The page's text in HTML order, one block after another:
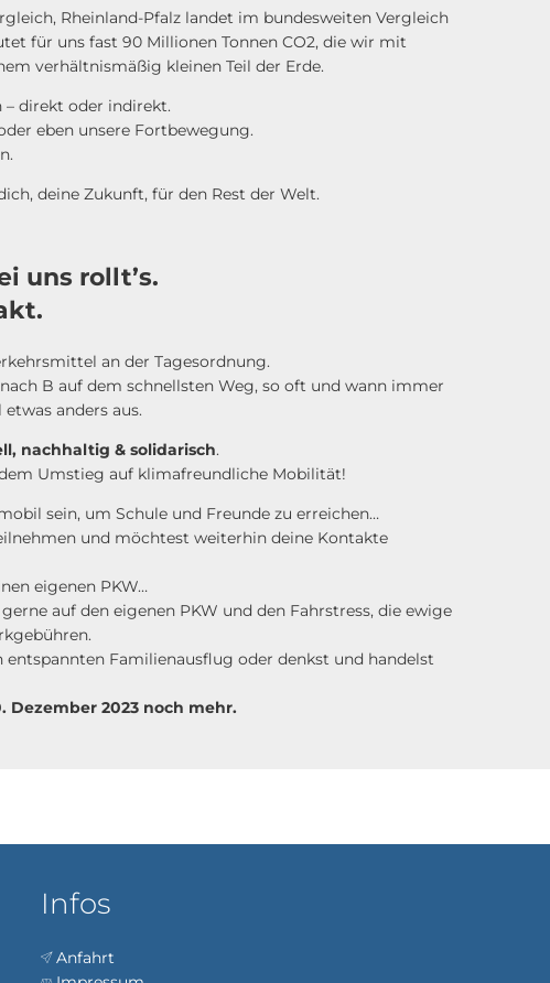
Rheinland-Pfalz landet im bundesweiten Vergleich
für uns fast 90 Millionen Tonnen CO2, die wir mit
verhältnismäßig kleinen Teil der Erde.
– direkt oder indirekt.
eben unsere Fortbewegung.
deine Zukunft, für den Rest der Welt.
uns rollt’s.
an der Tagesordnung.
B auf dem schnellsten Weg, so oft und wann immer
anders aus.
nachhaltig & solidarisch.
Umstieg auf klimafreundliche Mobilität!
sein, um Schule und Freunde zu erreichen…
und möchtest weiterhin deine Kontakte
eigenen PKW…
auf den eigenen PKW und den Fahrstress, die ewige
Familienausflug oder denkst und handelst
Dezember 2023 noch mehr.
Infos
Anfahrt